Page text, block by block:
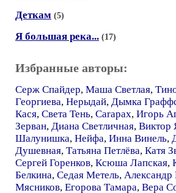
Деткам (5)
Я большая река... (17)
Избранные авторы:
Серж Спайдер, Маша Светлая,
Георгиева, Нерыдай, Дымка
Кася, Света Тень, Carapax, Игорь
Зерван, Диана Светличная, Виктор
Шалунишка, Нейфа, Инна Винель,
Душевная, Татьяна Петлёва, Катя
Сергей Горенков, Ксюша Лапская,
Белкина, Седая Метель,
Мясников, Егорова Тамара, Вера